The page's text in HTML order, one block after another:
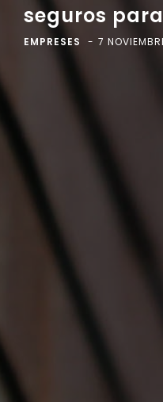
seguros
EMPRESES 7